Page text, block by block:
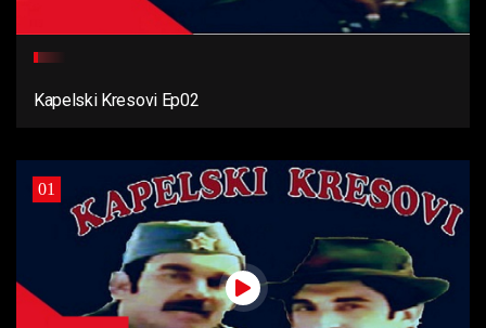
Kapelski Kresovi Ep02
01